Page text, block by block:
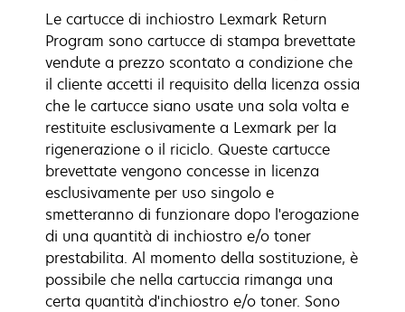
Le cartucce di inchiostro Lexmark Return
Program sono cartucce di stampa brevettate
vendute a prezzo scontato a condizione che
il cliente accetti il requisito della licenza ossia
che le cartucce siano usate una sola volta e
restituite esclusivamente a Lexmark per la
rigenerazione o il riciclo. Queste cartucce
brevettate vengono concesse in licenza
esclusivamente per uso singolo e
smetteranno di funzionare dopo l'erogazione
di una quantità di inchiostro e/o toner
prestabilita. Al momento della sostituzione, è
possibile che nella cartuccia rimanga una
certa quantità d'inchiostro e/o toner. Sono